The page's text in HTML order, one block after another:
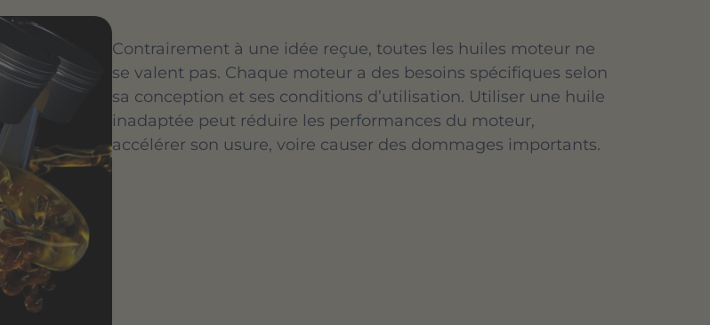
Contrairement à une idée reçue, toutes les huiles moteur ne
se valent pas. Chaque moteur a des besoins spécifiques selon
sa conception et ses conditions d’utilisation. Utiliser une huile
inadaptée peut réduire les performances du moteur,
accélérer son usure, voire causer des dommages importants.